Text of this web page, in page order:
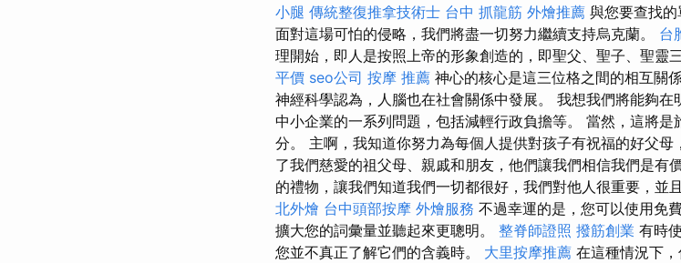
小腿 傳統整復推拿技術士 台中 抓龍筋 外燴推薦 與您要查找的
面對這場可怕的侵略，我們將盡一切努力繼續支持烏克蘭。 台
理開始，即人是按照上帝的形象創造的，即聖父、聖子、聖靈
平價 seo公司 按摩 推薦 神心的核心是這三位格之間的相互關
神經科學認為，人腦也在社會關係中發展。 我想我們將能夠
中小企業的一系列問題，包括減輕行政負擔等。 當然，這將
分。 主啊，我知道你努力為每個人提供對孩子有祝福的好父母
了我們慈愛的祖父母、親戚和朋友，他們讓我們相信我們是有
的禮物，讓我們知道我們一切都很好，我們對他人很重要，並
北外燴 台中頭部按摩 外燴服務 不過幸運的是，您可以使用免
擴大您的詞彙量並聽起來更聰明。 整脊師證照 撥筋創業 有時
您並不真正了解它們的含義時。 大里按摩推薦 在這種情況下